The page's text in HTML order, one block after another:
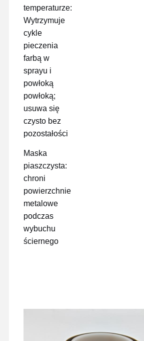
temperaturze:
Wytrzymuje
cykle
pieczenia
farbą w
sprayu i
powłoką
powłoką;
usuwa się
czysto bez
pozostałości
Maska
piaszczysta:
chroni
powierzchnie
metalowe
podczas
wybuchu
ściernego